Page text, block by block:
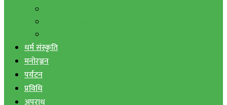
धर्म संस्कृति
मनोरञ्जन
पर्यटन
प्रविधि
अपराध